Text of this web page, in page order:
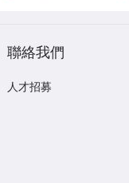
聯絡我們
人才招募